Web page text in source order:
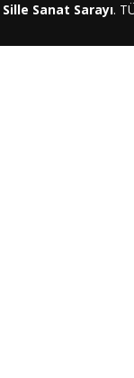
Sille Sanat Sarayı.